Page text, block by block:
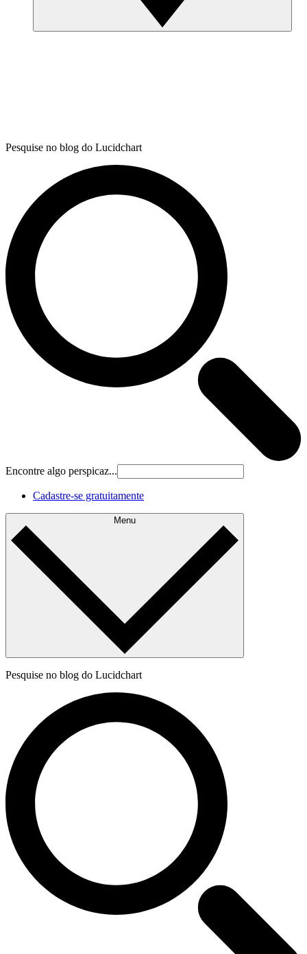
Pesquise no blog do Lucidchart
Encontre algo perspicaz...
Cadastre‐se gratuitamente
Menu
Pesquise no blog do Lucidchart